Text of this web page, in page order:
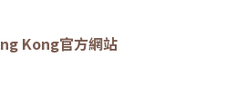
Kong官方網站